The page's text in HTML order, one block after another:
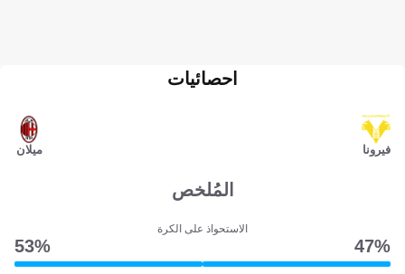
فيرونا
احصائيات
ميلان
المُلخص
الاستحواذ على الكرة
47‎%‎
53‎%‎